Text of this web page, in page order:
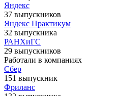
Яндекс
37 выпускников
Яндекс Практикум
32 выпускника
РАНХиГС
29 выпускников
Работали в компаниях
Сбер
151 выпускник
Фриланс